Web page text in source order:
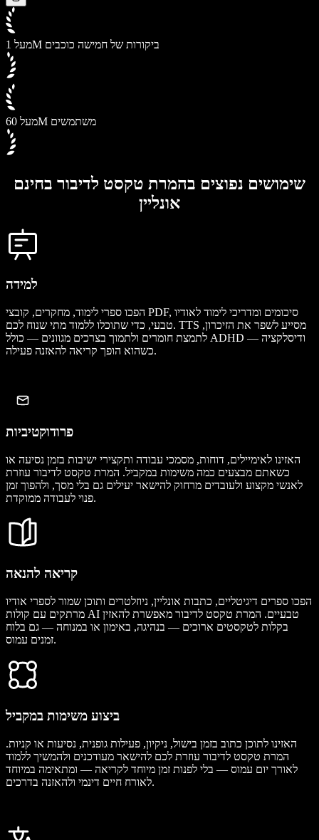
מעל 1M ביקורות של חמישה כוכבים
מעל 60M משתמשים
שימושים נפוצים בהמרת טקסט לדיבור בחינם
אונליין
למידה
הפכו ספרי לימוד, מחקרים, קובצי PDF, סיכומים ומדריכי לימוד לאודיו
טבעי, כדי שתוכלו ללמוד מתי שנוח לכם. TTS מסייע לשפר את הזיכרון,
לתמצת חומרים ולתמוך בצרכים מגוונים — כולל ADHD ודיסלקציה —
כשהוא הופך קריאה להאזנה פעילה.
פרודוקטיביות
האזינו לאימיילים, דוחות, מסמכי עבודה ותקצירי ישיבות בזמן נסיעה או
כשאתם מבצעים כמה משימות במקביל. המרת טקסט לדיבור עוזרת
לאנשי מקצוע ולעובדים מרחוק להישאר יעילים גם בלי מסך, ולהפוך זמן
פנוי לעבודה ממוקדת.
קריאה להנאה
הפכו ספרים דיגיטליים, כתבות אונליין, ניוזלטרים ותוכן שמור לספרי אודיו
מרתקים עם קולות AI טבעיים. המרת טקסט לדיבור מאפשרת להאזין
בקלות לטקסטים ארוכים — בנהיגה, באימון או במנוחה — גם בלוח
זמנים עמוס.
ביצוע משימות במקביל
האזינו לתוכן כתוב בזמן בישול, ניקיון, פעילות גופנית, נסיעות או קניות.
המרת טקסט לדיבור עוזרת לכם להישאר מעודכנים ולהמשיך ללמוד
לאורך יום עמוס — בלי לפנות זמן מיוחד לקריאה — ומתאימה במיוחד
לאורח חיים דינמי ולהאזנה בדרכים.